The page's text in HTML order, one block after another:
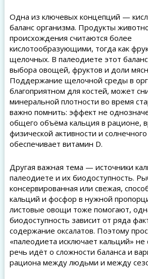
Одна из ключевых концепций —
баланс организма. Продукты
происхождения считаются более
кислотообразующими, тогда как
щелочных. В палеодиете этот
выбора овощей, фруктов и доли
Поддержание щелочной среды в
благоприятном для костей, может
минеральной плотности во время
важно помнить: эффект не
общего объёма кальция в рационе,
физической активности и
обеспечивает витамин D.
Другая важная тема — источники
палеодиете и их биодоступность.
консервированная или свежая,
кальций и фосфор в нужной
листовые овощи тоже помогают,
биодоступность зависит от ряда
содержание оксалатов. Поэтому
«палеодиета исключает кальций»
речь идёт о сложности баланса и
рациона между людьми и между